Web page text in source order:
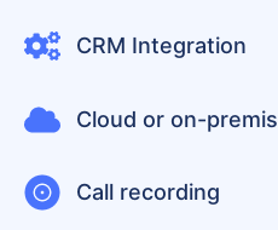
CRM Integration
Cloud or on-
Call recording